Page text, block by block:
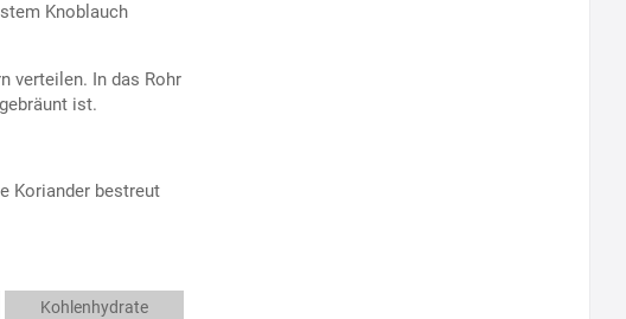
Knoblauch
verteilen. In das Rohr
ist.
Koriander bestreut
Kohlenhydrate